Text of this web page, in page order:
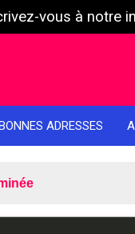
vous à notre
ADRESSES